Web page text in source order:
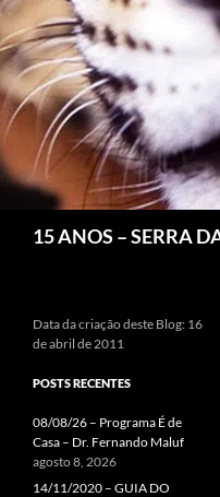
15 ANOS – SERRA
Data da criação deste Blog: 16
de abril de 2011
POSTS RECENTES
08/08/26 – Programa É de
Casa – Dr. Fernando Maluf
agosto 8, 2026
14/11/2020 – GUIA DO